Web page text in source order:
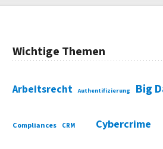
Wichtige Themen
Arbeitsrecht Authentifizierung Big
Compliances CRM Cybercrime